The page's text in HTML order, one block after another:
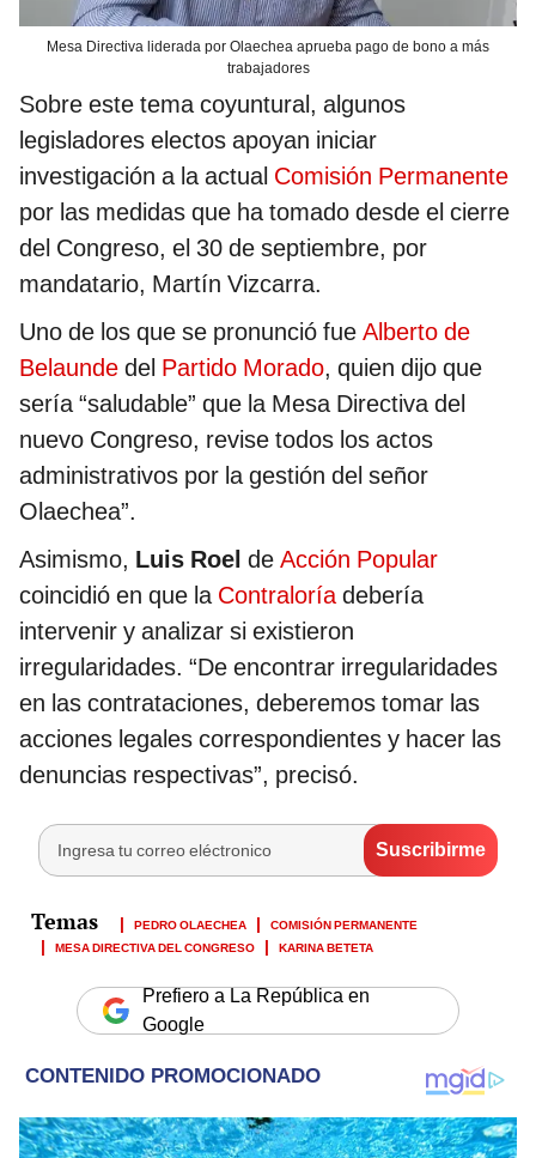
Mesa Directiva liderada por Olaechea aprueba pago de bono a más
trabajadores
Sobre este tema coyuntural, algunos
legisladores electos apoyan iniciar
investigación a la actual Comisión Permanente
por las medidas que ha tomado desde el cierre
del Congreso, el 30 de septiembre, por
mandatario, Martín Vizcarra.
Uno de los que se pronunció fue Alberto de
Belaunde del Partido Morado, quien dijo que
sería “saludable” que la Mesa Directiva del
nuevo Congreso, revise todos los actos
administrativos por la gestión del señor
Olaechea”.
Asimismo, Luis Roel de Acción Popular
coincidió en que la Contraloría debería
intervenir y analizar si existieron
irregularidades. “De encontrar irregularidades
en las contrataciones, deberemos tomar las
acciones legales correspondientes y hacer las
denuncias respectivas”, precisó.
PEDRO OLAECHEA
COMISIÓN PERMANENTE
MESA DIRECTIVA DEL CONGRESO
KARINA BETETA
Prefiero a La República en
Google